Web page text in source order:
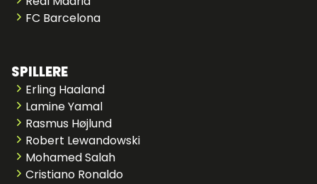
FC Barcelona
SPILLERE
Erling Haaland
Lamine Yamal
Rasmus Højlund
Robert Lewandowski
Mohamed Salah
Cristiano Ronaldo